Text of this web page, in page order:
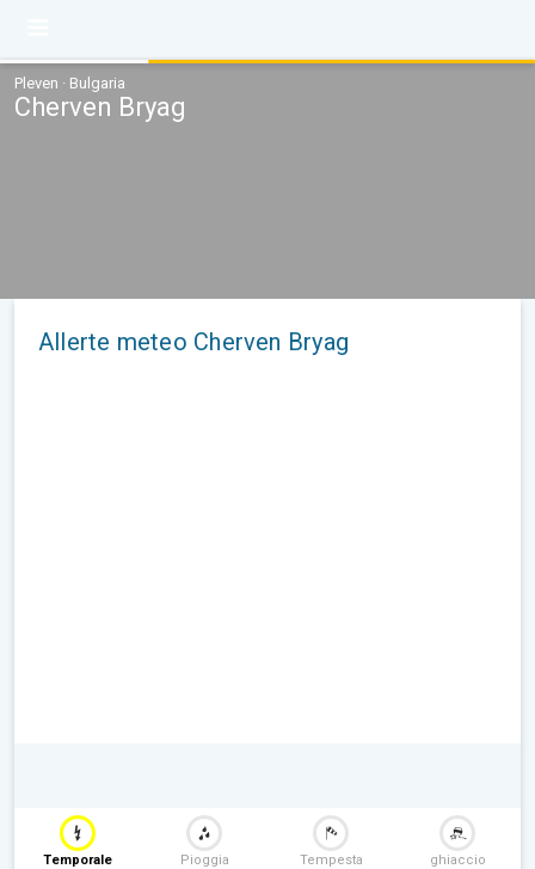
Pleven · Bulgaria
Cherven Bryag
Allerte meteo Cherven Bryag
Temporale Pioggia Tempesta ghiaccio